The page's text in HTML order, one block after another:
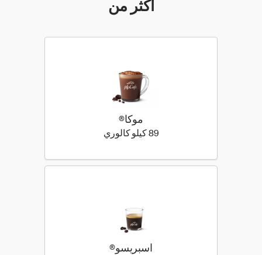
أكثر من
موكا®
89 كيلو كالوري
اسبريسو®